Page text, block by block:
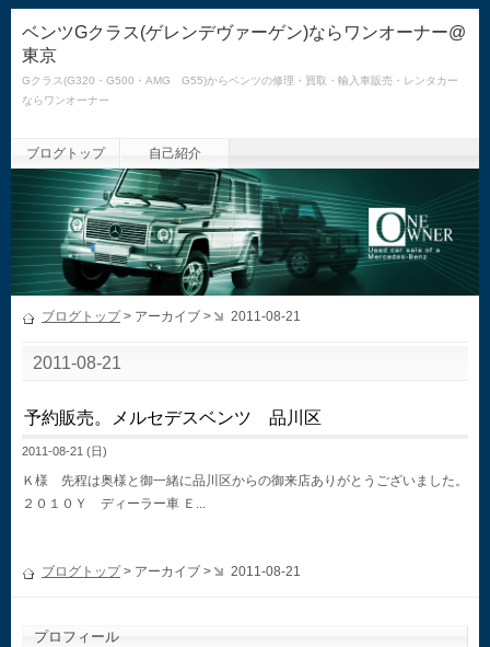
ベンツGクラス(ゲレンデヴァーゲン)ならワンオーナー@
東京
Gクラス(G320・G500・AMG G55)からベンツの修理・買取・輸入車販売・レンタカー
ならワンオーナー
ブログトップ 自己紹介
ブログトップ> アーカイブ > 2011-08-21
2011-08-21
予約販売。メルセデスベンツ 品川区
2011-08-21 (日)
Ｋ様 先程は奥様と御一緒に品川区からの御来店ありがとうございました。
２０１０Ｙ ディーラー車 Ｅ...
ブログトップ> アーカイブ > 2011-08-21
プロフィール